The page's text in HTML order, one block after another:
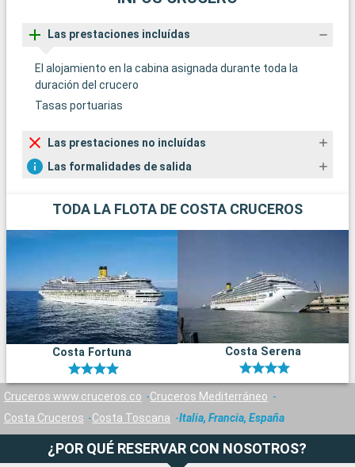
Las prestaciones incluídas
El alojamiento en la cabina asignada durante toda la
duración del crucero
Tasas portuarias
Las prestaciones no incluídas
Las formalidades de salida
TODA LA FLOTA DE COSTA CRUCEROS
Costa Fortuna Costa Serena
Cruceros www.cruceros.co
Cruceros Mediterráneo
Costa Cruceros
Costa Toscana Italia, Francia, España
¿POR QUÉ RESERVAR CON NOSOTROS?